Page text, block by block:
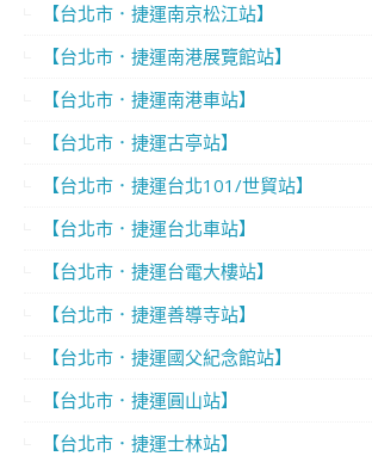
【台北市．捷運南京松江站】
【台北市．捷運南港展覽館站】
【台北市．捷運南港車站】
【台北市．捷運古亭站】
【台北市．捷運台北101/世貿站】
【台北市．捷運台北車站】
【台北市．捷運台電大樓站】
【台北市．捷運善導寺站】
【台北市．捷運國父紀念館站】
【台北市．捷運圓山站】
【台北市．捷運士林站】